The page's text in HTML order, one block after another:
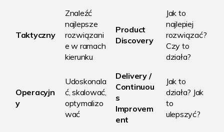
Taktyczny
Znaleźć
najlepsze
rozwiązani
e w ramach
kierunku
Product
Discovery
Jak to
najlepiej
rozwiązać?
Czy to
działa?
Operacyjn
y
Udoskonala
ć, skalować,
optymalizo
wać
Delivery /
Continuou
s
Improvem
ent
Jak to
działa? Jak
to
ulepszyć?